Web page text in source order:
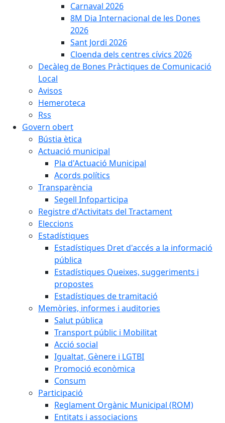
Carnaval 2026
8M Dia Internacional de les Dones
2026
Sant Jordi 2026
Cloenda dels centres cívics 2026
Decàleg de Bones Pràctiques de Comunicació
Local
Avisos
Hemeroteca
Rss
Govern obert
Bústia ètica
Actuació municipal
Pla d'Actuació Municipal
Acords polítics
Transparència
Segell Infoparticipa
Registre d'Activitats del Tractament
Eleccions
Estadístiques
Estadístiques Dret d'accés a la informació
pública
Estadístiques Queixes, suggeriments i
propostes
Estadístiques de tramitació
Memòries, informes i auditories
Salut pública
Transport públic i Mobilitat
Acció social
Igualtat, Gènere i LGTBI
Promoció econòmica
Consum
Participació
Reglament Orgànic Municipal (ROM)
Entitats i associacions